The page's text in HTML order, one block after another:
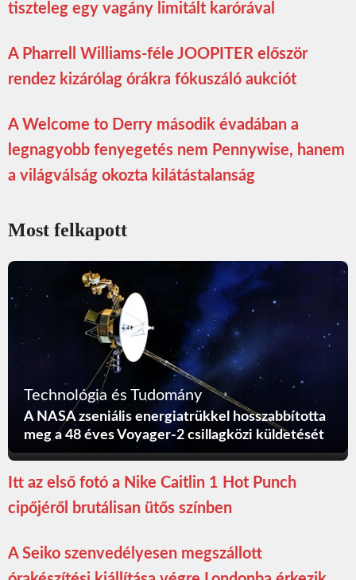
tiszteleg egy vagány limitált karórával
A Pharrell Williams-féle JOOPITER először
rendez kizárólag órákra fókuszáló aukciót
A Welcome to Derry második évadában a
legnagyobb fenyegetés nem Pennywise, hanem
a világválság okozta kilátástalanság
Most felkapott
Technológia és Tudomány
A NASA zseniális energiatrükkel hosszabbította
meg a 48 éves Voyager-2 csillagközi küldetését
Itt az első fotó a Nike Caitlin 1 Hot Punch
cipőjéről brutálisan ütős színben
A Seiko szenvedélyesen megszállott